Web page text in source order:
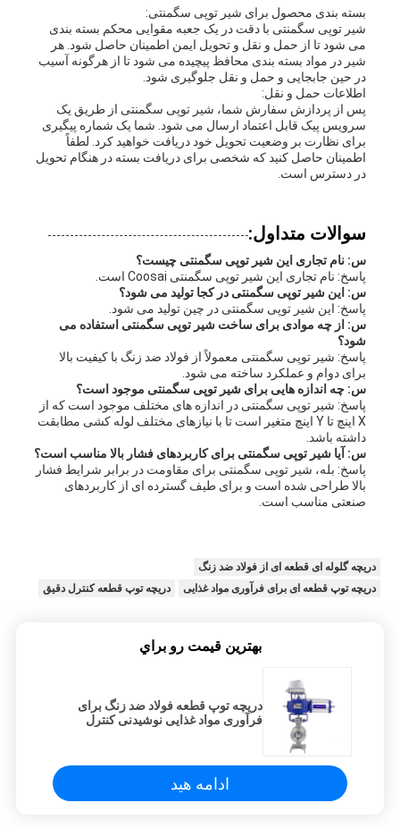
بسته بندی محصول برای شیر توپی سگمنتی:
شیر توپی سگمنتی با دقت در یک جعبه مقوایی محکم بسته بندی
می شود تا از حمل و نقل و تحویل ایمن اطمینان حاصل شود. هر
شیر در مواد بسته بندی محافظ پیچیده می شود تا از هرگونه آسیب
در حین جابجایی و حمل و نقل جلوگیری شود.
اطلاعات حمل و نقل:
پس از پردازش سفارش شما، شیر توپی سگمنتی از طریق یک
سرویس پیک قابل اعتماد ارسال می شود. شما یک شماره پیگیری
برای نظارت بر وضعیت تحویل خود دریافت خواهید کرد. لطفاً
اطمینان حاصل کنید که شخصی برای دریافت بسته در هنگام تحویل
در دسترس است.
سوالات متداول:
س: نام تجاری این شیر توپی سگمنتی چیست؟
پاسخ: نام تجاری این شیر توپی سگمنتی Coosai است.
س: این شیر توپی سگمنتی در کجا تولید می شود؟
پاسخ: این شیر توپی سگمنتی در چین تولید می شود.
س: از چه موادی برای ساخت شیر توپی سگمنتی استفاده می
شود؟
پاسخ: شیر توپی سگمنتی معمولاً از فولاد ضد زنگ با کیفیت بالا
برای دوام و عملکرد ساخته می شود.
س: چه اندازه هایی برای شیر توپی سگمنتی موجود است؟
پاسخ: شیر توپی سگمنتی در اندازه های مختلف موجود است که از
X اینچ تا Y اینچ متغیر است تا با نیازهای مختلف لوله کشی مطابقت
داشته باشد.
س: آیا شیر توپی سگمنتی برای کاربردهای فشار بالا مناسب است؟
پاسخ: بله، شیر توپی سگمنتی برای مقاومت در برابر شرایط فشار
بالا طراحی شده است و برای طیف گسترده ای از کاربردهای
صنعتی مناسب است.
دریچه گلوله ای قطعه ای از فولاد ضد زنگ
دریچه توپ قطعه ای برای فرآوری مواد غذایی
دریچه توپ قطعه کنترل دقیق
بهترين قيمت رو براي
دریچه توپ قطعه فولاد ضد زنگ برای
فرآوری مواد غذایی نوشیدنی کنترل
ادامه هید